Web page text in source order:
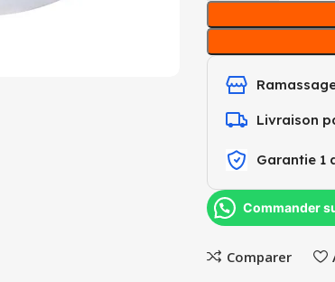
Livraison
Garantie 1
Commander
Comparer